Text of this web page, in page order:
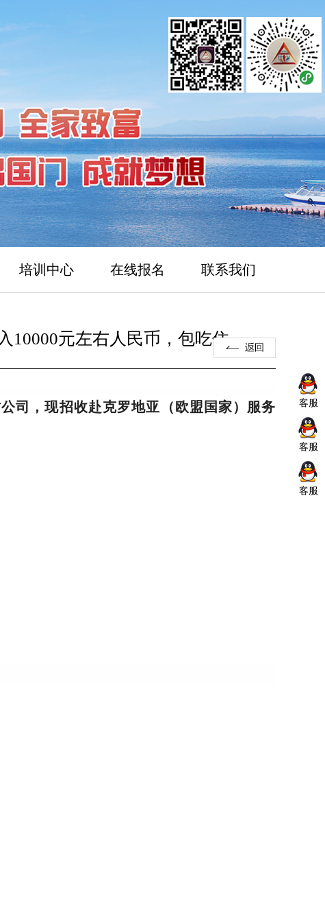
培训中心 在线报名 联系我们
10000元左右人民币，包吃住
司，现招收赴克罗地亚（欧盟国家）服务
客服
客服
客服